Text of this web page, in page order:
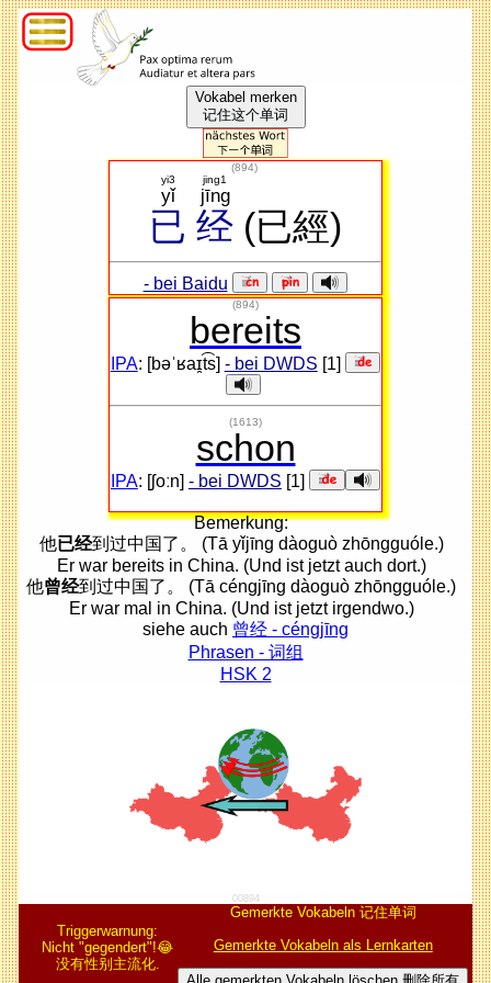
Vokabel merken
记住这个单词
(894)
已
yǐ
yi3
经
jīng
jing1
(已經)
- bei Baidu
(894)
bereits
IPA: [bəˈʁaɪ̯t͡s] - bei DWDS [1]
(1613)
schon
IPA: [ʃoːn] - bei DWDS [1]
Bemerkung:
他已经到过中国了。 (Tā yǐjīng dàoguò zhōngguóle.)
Er war bereits in China. (Und ist jetzt auch dort.)
他曾经到过中国了。 (Tā céngjīng dàoguò zhōngguóle.)
Er war mal in China. (Und ist jetzt irgendwo.)
siehe auch 曾经 - céngjīng
Phrasen - 词组
HSK 2
00894
Triggerwarnung:
Nicht "gegendert"!😂
没有性别主流化.
Gemerkte Vokabeln 记住单词
Gemerkte Vokabeln als Lernkarten